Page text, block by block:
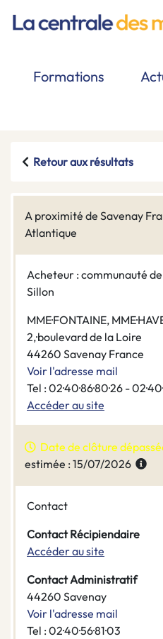
Formations
Retour aux résultats
A proximité de Savenay
Atlantique
Acheteur : communauté
Sillon
MME·FONTAINE,
2,·boulevard de la Loire
44260 Savenay France
Voir l'adresse mail
Tel : 02·40·86·80·26 -
Accéder au site
Date de clôture
estimée : 15/07/2026
Contact
Contact Récipiendaire
Accéder au site
Contact Administratif
44260 Savenay
Voir l'adresse mail
Tel : 02·40·56·81·03